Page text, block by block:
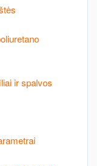
ir spalvos